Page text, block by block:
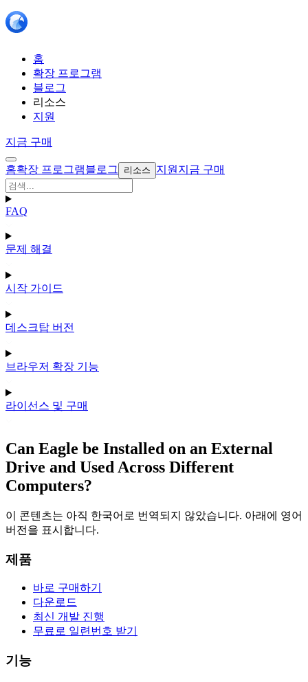
홈
확장 프로그램
블로그
리소스
지원
지금 구매
홈확장 프로그램블로그 리소스 지원 지금 구매
FAQ
문제 해결
시작 가이드
데스크탑 버전
브라우저 확장 기능
라이선스 및 구매
Can Eagle be Installed on an External
Drive and Used Across Different
Computers?
이 콘텐츠는 아직 한국어로 번역되지 않았습니다. 아래에 영어
버전을 표시합니다.
제품
바로 구매하기
다운로드
최신 개발 진행
무료로 일련번호 받기
기능